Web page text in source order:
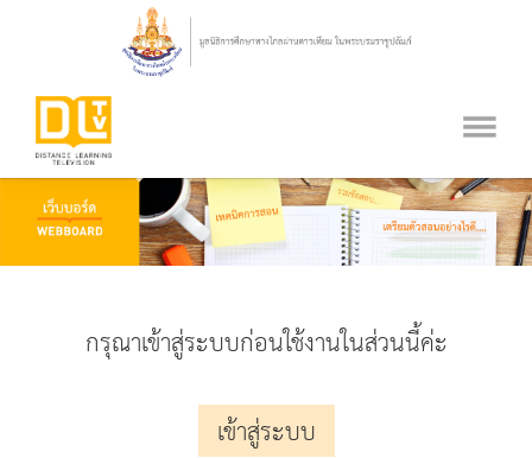
กรุณาเข้าสู่ระบบก่อนใช้งานในส่วนนี้ค่ะ
เข้าสู่ระบบ